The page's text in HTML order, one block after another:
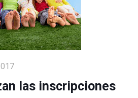
las inscripciones